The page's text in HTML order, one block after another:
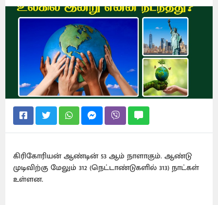
கிரிகோரியன் ஆண்டின் 53 ஆம் நாளாகும். ஆண்டு
முடிவிற்கு மேலும் 312 (நெட்டாண்டுகளில் 313) நாட்கள்
உள்ளன.